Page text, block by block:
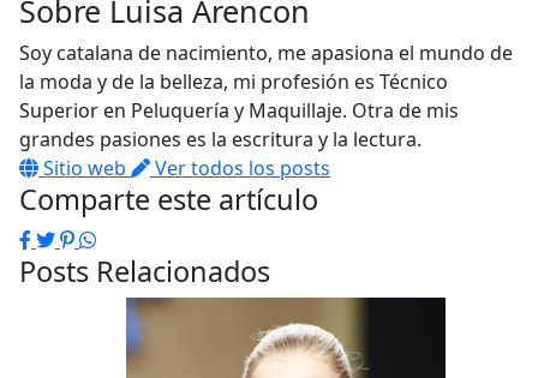
Sobre Luisa Arencon
Soy catalana de nacimiento, me apasiona el mundo de
la moda y de la belleza, mi profesión es Técnico
Superior en Peluquería y Maquillaje. Otra de mis
grandes pasiones es la escritura y la lectura.
Sitio web
Ver todos los posts
Comparte este artículo
Facebook
Twitter
Pinterest
WhatsApp
Posts Relacionados